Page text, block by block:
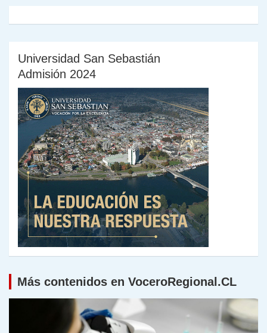
Universidad San Sebastián
Admisión 2024
Más contenidos en VoceroRegional.CL